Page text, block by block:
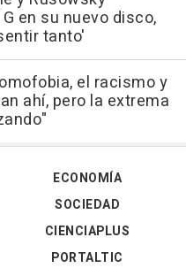
en su nuevo disco,
tanto'
el racismo y
ahí, pero la extrema
ECONOMÍA
SOCIEDAD
CIENCIAPLUS
PORTALTIC